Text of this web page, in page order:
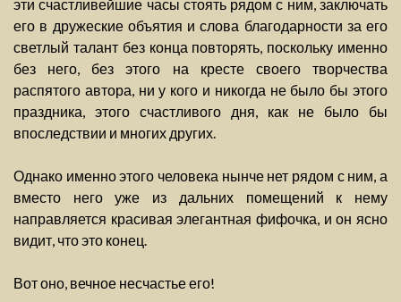
эти счастливейшие часы стоять рядом с ним, заключать
его в дружеские объятия и слова благодарности за его
светлый талант без конца повторять, поскольку именно
без него, без этого на кресте своего творчества
распятого автора, ни у кого и никогда не было бы этого
праздника, этого счастливого дня, как не было бы
впоследствии и многих других.
Однако именно этого человека нынче нет рядом с ним, а
вместо него уже из дальних помещений к нему
направляется красивая элегантная фифочка, и он ясно
видит, что это конец.
Вот оно, вечное несчастье его!